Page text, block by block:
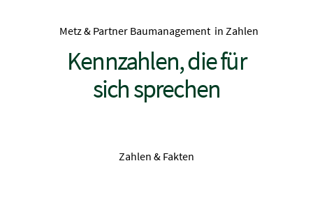
Metz & Partner Baumanagement in Zahlen
Kennzahlen, die für
sich sprechen
Zahlen & Fakten